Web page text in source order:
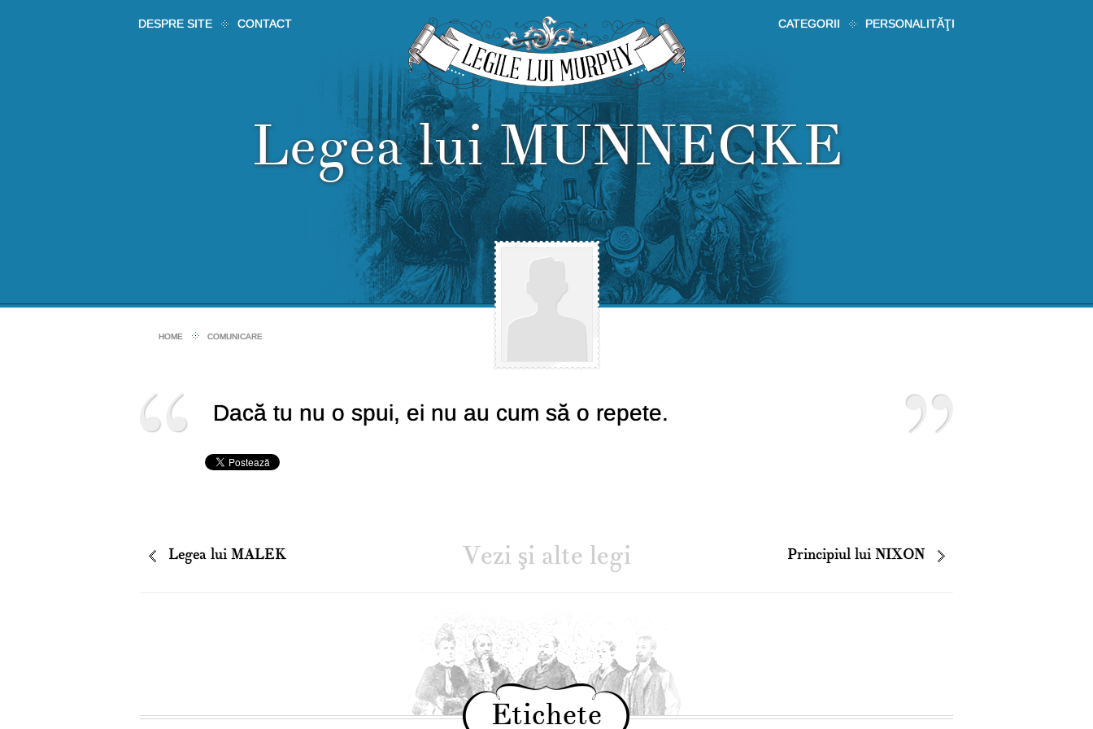
DESPRE SITE CONTACT CATEGORII PERSONALITĂŢI
Legea lui MUNNECKE
HOME COMUNICARE
Dacă tu nu o spui, ei nu au cum să o repete.
Legea lui MALEK Vezi şi alte legi Principiul lui NIXON
Etichete